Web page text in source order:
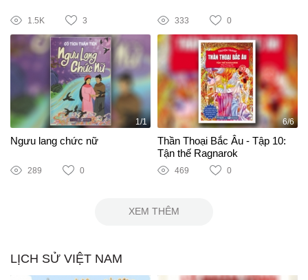
1.5K 3 333 0
1/1
Ngưu lang chức nữ
289 0
6/6
Thần Thoại Bắc Âu - Tập 10:
Tận thế Ragnarok
469 0
XEM THÊM
LỊCH SỬ VIỆT NAM